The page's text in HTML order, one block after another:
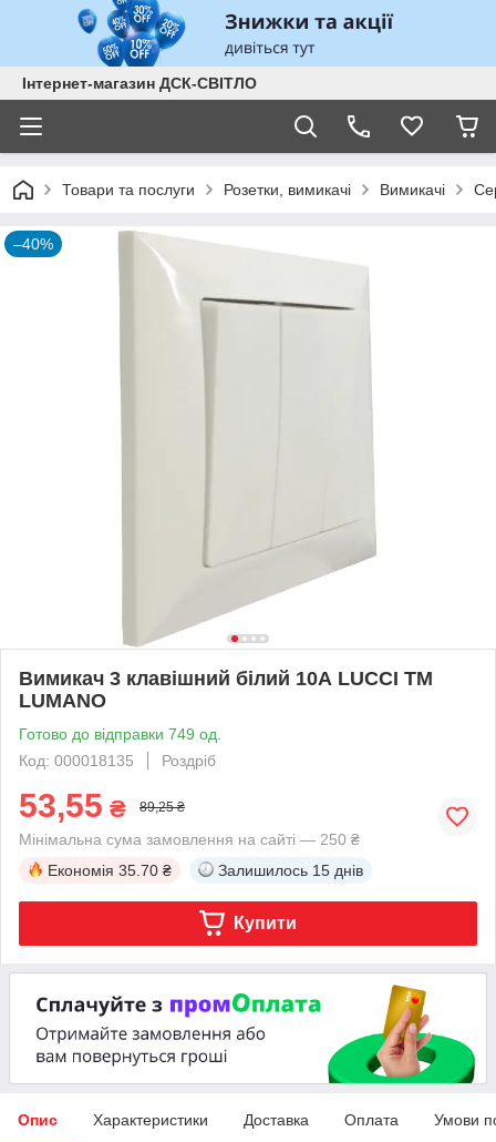
Інтернет-магазин ДСК-СВІТЛО
Товари та послуги Розетки, вимикачі Вимикачі
–40%
Вимикач 3 клавішний білий 10А LUCCI ТМ
LUMANO
Готово до відправки 749 од.
Код: 000018135
Роздріб
53,55 ₴ 89,25 ₴
Мінімальна сума замовлення на сайті — 250 ₴
Економія 35.70 ₴ Залишилось 15 днів
Купити
Опис Характеристики Доставка Оплата Умови